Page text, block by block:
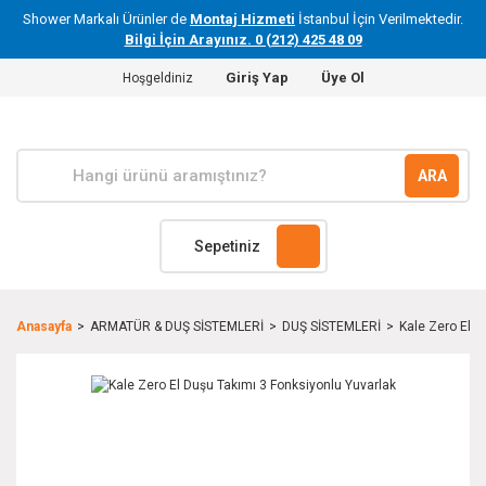
Shower Markalı Ürünler de Montaj Hizmeti İstanbul İçin Verilmektedir.
Bilgi İçin Arayınız. 0 (212) 425 48 09
Hoşgeldiniz Giriş Yap Üye Ol
ARA
Sepetiniz
Anasayfa ARMATÜR & DUŞ SİSTEMLERİ DUŞ SİSTEMLERİ Kale Zero El